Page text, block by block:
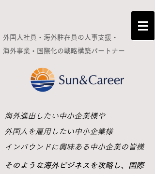
外国人社員・海外駐在員の人事支援・
海外事業・国際化の戦略構築パートナー
​海外進出したい中小企業様や
外国人を雇用したい中小企業様
インバウンドに興味ある中小企業の皆様
​そのような海外ビジネスを攻略し、国際